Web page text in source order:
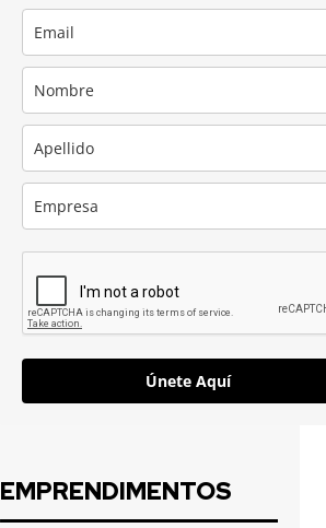
Únete Aquí
EMPRENDIMENTOS